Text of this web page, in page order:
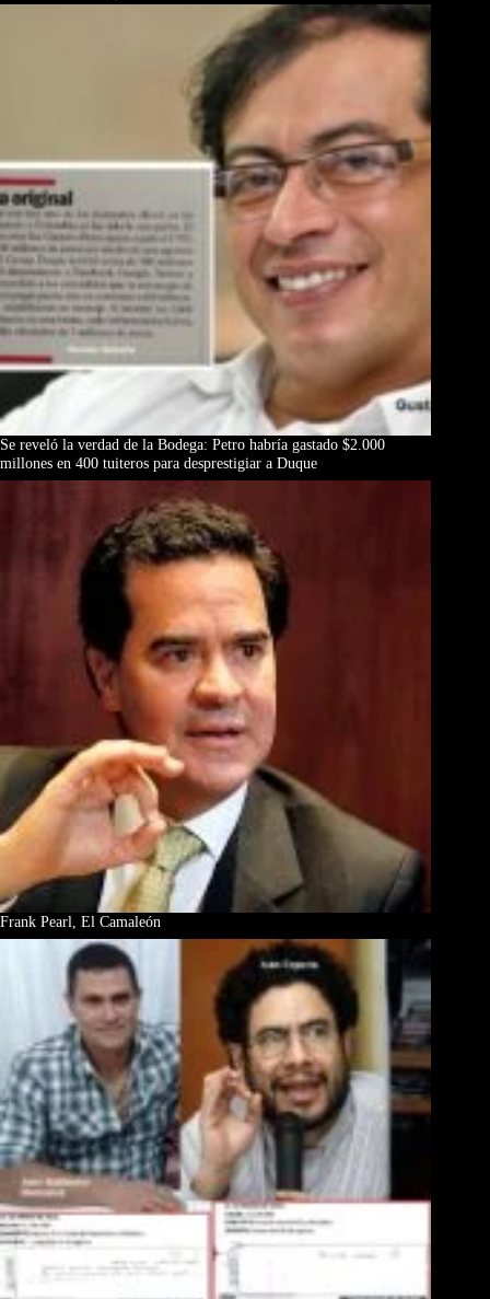
Se reveló la verdad de la Bodega: Petro habría gastado $2.000
millones en 400 tuiteros para desprestigiar a Duque
Frank Pearl, El Camaleón